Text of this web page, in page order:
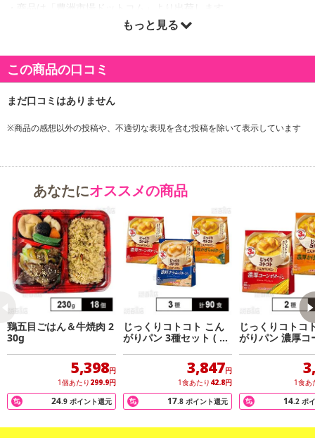
・商品は「豊洲市場ドットコム」より出荷します。
商品詳細
もっと見る
この商品の口コミ
※商品の感想以外の投稿や、不適切な表現を含む投稿を除いて表示しています
あなたにオススメの商品
鶏五目ごはん＆牛焼肉 2
30g
5,398円
1個あたり 299.9円
24.9 ポイント還元
じっくりコトコト こん
がりパン 3種セット ( 濃
厚かぼちゃポタージュ /
濃厚クラムポタージュ )
3,847円
1食あたり 42.8円
17.8 ポイント還元
じっくりコトコ
がりパン 濃厚コ
1食あ
14.2 ポ